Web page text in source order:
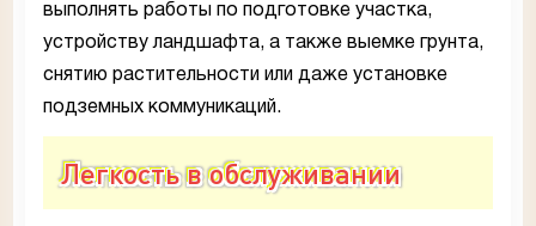
выполнять работы по подготовке участка,
устройству ландшафта, а также выемке грунта,
снятию растительности или даже установке
подземных коммуникаций.
Легкость в обслуживании